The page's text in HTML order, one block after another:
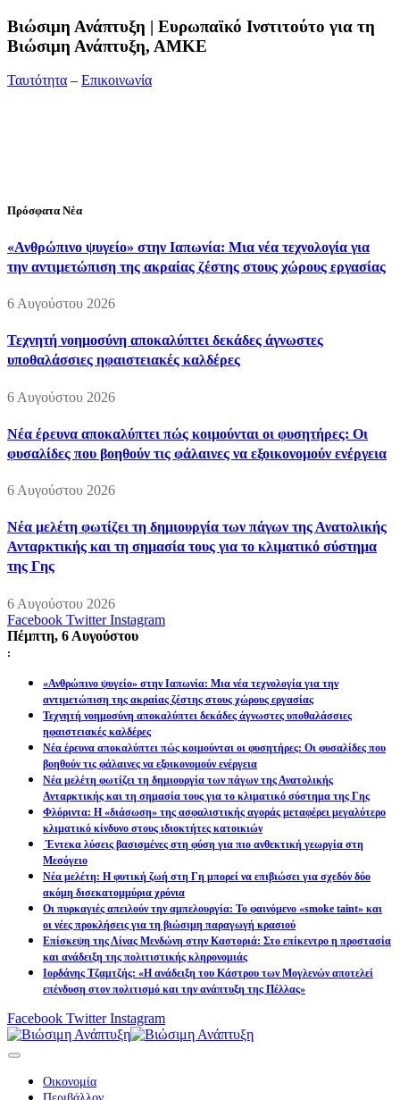
Bιώσιμη Ανάπτυξη | Ευρωπαϊκό Ινστιτούτο για τη
Βιώσιμη Ανάπτυξη, ΑΜΚΕ
Ταυτότητα – Επικοινωνία
Πρόσφατα Νέα
«Ανθρώπινο ψυγείο» στην Ιαπωνία: Μια νέα τεχνολογία για
την αντιμετώπιση της ακραίας ζέστης στους χώρους εργασίας
6 Αυγούστου 2026
Τεχνητή νοημοσύνη αποκαλύπτει δεκάδες άγνωστες
υποθαλάσσιες ηφαιστειακές καλδέρες
6 Αυγούστου 2026
Νέα έρευνα αποκαλύπτει πώς κοιμούνται οι φυσητήρες: Οι
φυσαλίδες που βοηθούν τις φάλαινες να εξοικονομούν ενέργεια
6 Αυγούστου 2026
Νέα μελέτη φωτίζει τη δημιουργία των πάγων της Ανατολικής
Ανταρκτικής και τη σημασία τους για το κλιματικό σύστημα
της Γης
6 Αυγούστου 2026
Facebook Twitter Instagram
Πέμπτη, 6 Αυγούστου
:
«Ανθρώπινο ψυγείο» στην Ιαπωνία: Μια νέα τεχνολογία για την
αντιμετώπιση της ακραίας ζέστης στους χώρους εργασίας
Τεχνητή νοημοσύνη αποκαλύπτει δεκάδες άγνωστες υποθαλάσσιες
ηφαιστειακές καλδέρες
Νέα έρευνα αποκαλύπτει πώς κοιμούνται οι φυσητήρες: Οι φυσαλίδες που
βοηθούν τις φάλαινες να εξοικονομούν ενέργεια
Νέα μελέτη φωτίζει τη δημιουργία των πάγων της Ανατολικής
Ανταρκτικής και τη σημασία τους για το κλιματικό σύστημα της Γης
Φλόριντα: Η «διάσωση» της ασφαλιστικής αγοράς μεταφέρει μεγαλύτερο
κλιματικό κίνδυνο στους ιδιοκτήτες κατοικιών
Έντεκα λύσεις βασισμένες στη φύση για πιο ανθεκτική γεωργία στη
Μεσόγειο
Νέα μελέτη: Η φυτική ζωή στη Γη μπορεί να επιβιώσει για σχεδόν δύο
ακόμη δισεκατομμύρια χρόνια
Οι πυρκαγιές απειλούν την αμπελουργία: Το φαινόμενο «smoke taint» και
οι νέες προκλήσεις για τη βιώσιμη παραγωγή κρασιού
Επίσκεψη της Λίνας Μενδώνη στην Καστοριά: Στο επίκεντρο η προστασία
και ανάδειξη της πολιτιστικής κληρονομιάς
Ιορδάνης Τζαμτζής: «Η ανάδειξη του Κάστρου των Μογλενών αποτελεί
επένδυση στον πολιτισμό και την ανάπτυξη της Πέλλας»
Facebook Twitter Instagram
Οικονομία